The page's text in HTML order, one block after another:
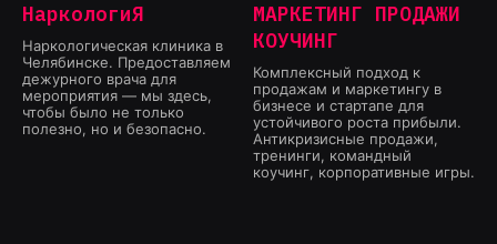
НаркологиЯ
Наркологическая клиника в
Челябинске. Предоставляем
дежурного врача для
мероприятия — мы здесь,
чтобы было не только
полезно, но и безопасно.
МАРКЕТИНГ ПРОДАЖИ
КОУЧИНГ
Комплексный подход к
продажам и маркетингу в
бизнесе и стартапе для
устойчивого роста прибыли.
Антикризисные продажи,
тренинги, командный
коучинг, корпоративные игры.